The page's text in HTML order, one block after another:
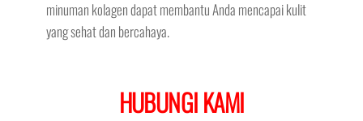
minuman kolagen dapat membantu Anda mencapai kulit
yang sehat dan bercahaya.
HUBUNGI KAMI